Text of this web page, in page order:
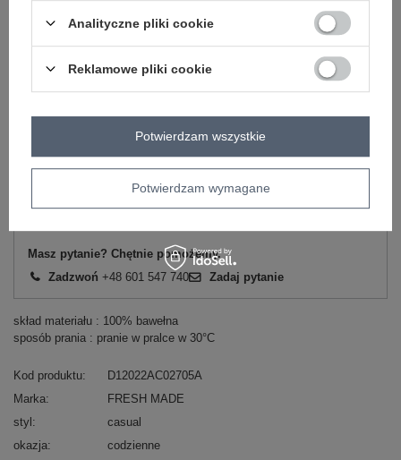
L 4063813791134 - +
ZALOGUJ SIĘ I ZOBACZ CENĘ
Masz pytanie? Chętnie pomożemy.
Zadzwoń +48 601 547 740 Zadaj pytanie
skład materiału : 100% bawełna
sposób prania : pranie w pralce w 30°C
Kod produktu
D12022AC02705A
Marka
FRESH MADE
styl
casual
okazja
codzienne
Analityczne pliki cookie
Reklamowe pliki cookie
Potwierdzam wymagane
Potwierdzam wszystkie